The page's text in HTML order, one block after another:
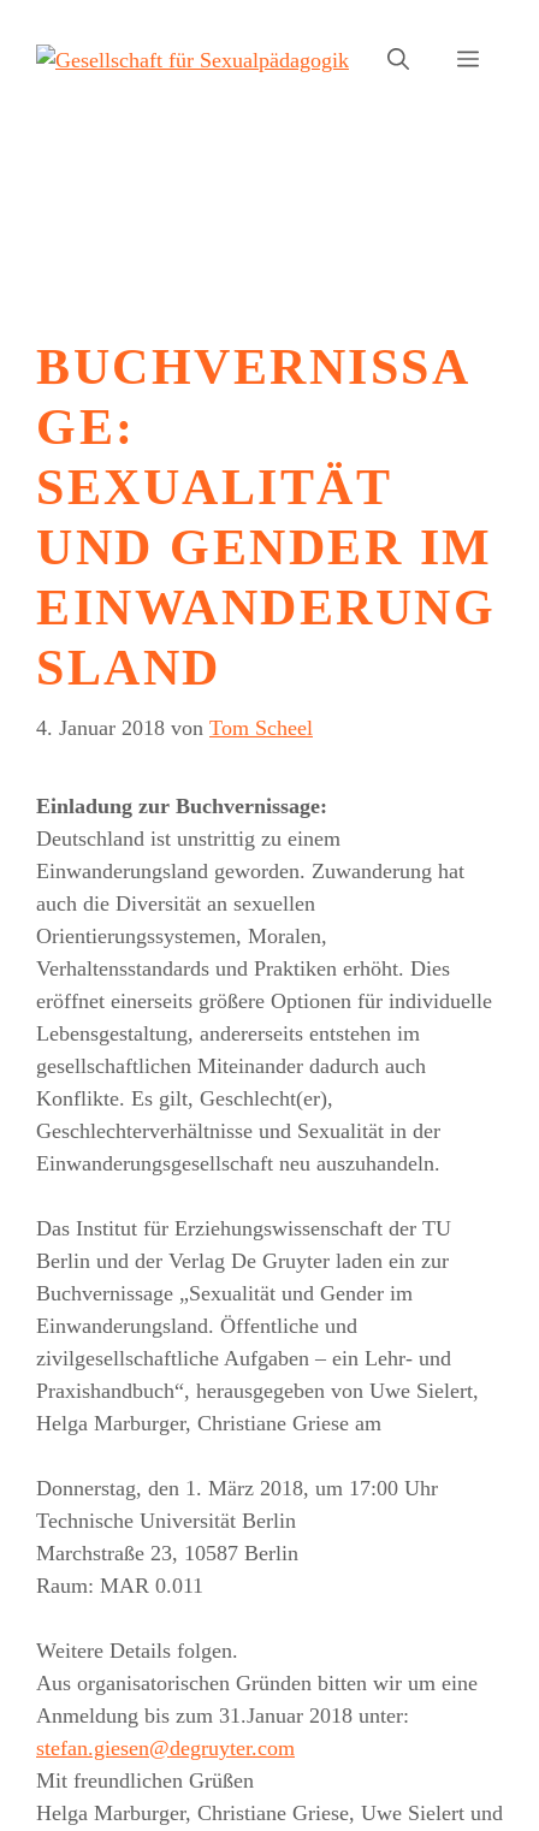
Inhalt
Menü
BUCHVERNISSA
GE:
SEXUALITÄT
UND GENDER IM
EINWANDERUNG
SLAND
4. Januar 2018 von Tom Scheel
Einladung zur Buchvernissage:
Deutschland ist unstrittig zu einem
Einwanderungsland geworden. Zuwanderung hat
auch die Diversität an sexuellen
Orientierungssystemen, Moralen,
Verhaltensstandards und Praktiken erhöht. Dies
eröffnet einerseits größere Optionen für individuelle
Lebensgestaltung, andererseits entstehen im
gesellschaftlichen Miteinander dadurch auch
Konflikte. Es gilt, Geschlecht(er),
Geschlechterverhältnisse und Sexualität in der
Einwanderungsgesellschaft neu auszuhandeln.
Das Institut für Erziehungswissenschaft der TU
Berlin und der Verlag De Gruyter laden ein zur
Buchvernissage „Sexualität und Gender im
Einwanderungsland. Öffentliche und
zivilgesellschaftliche Aufgaben – ein Lehr- und
Praxishandbuch“, herausgegeben von Uwe Sielert,
Helga Marburger, Christiane Griese am
Donnerstag, den 1. März 2018, um 17:00 Uhr
Technische Universität Berlin
Marchstraße 23, 10587 Berlin
Raum: MAR 0.011
Weitere Details folgen.
Aus organisatorischen Gründen bitten wir um eine
Anmeldung bis zum 31.Januar 2018 unter:
stefan.giesen@degruyter.com
Mit freundlichen Grüßen
Helga Marburger, Christiane Griese, Uwe Sielert und